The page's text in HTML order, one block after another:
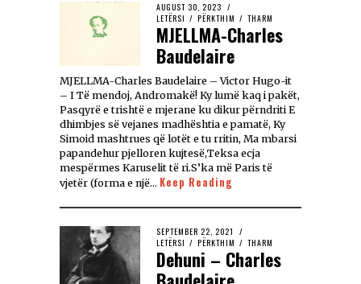
AUGUST 30, 2023
LETËRSI / PËRKTHIM / THARM
MJELLMA-Charles
Baudelaire
MJELLMA-Charles Baudelaire – Victor Hugo-it
– I Të mendoj, Andromakë! Ky lumë kaq i pakët,
Pasqyrë e trishtë e mjerane ku dikur përndriti E
dhimbjes së vejanes madhështia e pamatë, Ky
Simoid mashtrues që lotët e tu rritin, Ma mbarsi
papandehur pjelloren kujtesë,Teksa ecja
mespërmes Karuselit të ri.S’ka më Paris të
vjetër (forma e një… Keep Reading
SEPTEMBER 22, 2021
LETËRSI / PËRKTHIM / THARM
Dehuni – Charles